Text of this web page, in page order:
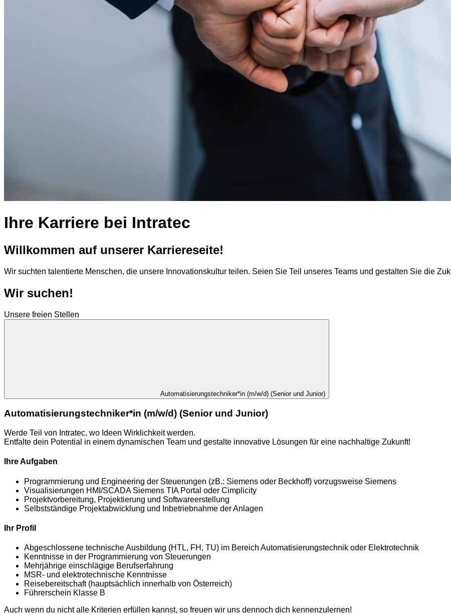
Ihre Karriere bei Intratec
Willkommen auf unserer Karriereseite!
Wir suchten talentierte Menschen, die unsere Innovationskultur teilen. Seien Sie Teil unseres Teams und gestalten Sie die
Wir suchen!
Unsere freien Stellen
Automatisierungstechniker*in (m/w/d) (Senior und Junior)
Automatisierungstechniker*in (m/w/d) (Senior und Junior)
Werde Teil von Intratec, wo Ideen Wirklichkeit werden.
Entfalte dein Potential in einem dynamischen Team und gestalte innovative Lösungen für eine nachhaltige Zukunft!
Ihre Aufgaben
Programmierung und Engineering der Steuerungen (zB.: Siemens oder Beckhoff) vorzugsweise Siemens
Visualisierungen HMI/SCADA Siemens TIA Portal oder Cimplicity
Projektvorbereitung, Projektierung und Softwareerstellung
Selbstständige Projektabwicklung und Inbetriebnahme der Anlagen
Ihr Profil
Abgeschlossene technische Ausbildung (HTL, FH, TU) im Bereich Automatisierungstechnik oder Elektrotechnik
Kenntnisse in der Programmierung von Steuerungen
Mehrjährige einschlägige Berufserfahrung
MSR- und elektrotechnische Kenntnisse
Reisebereitschaft (hauptsächlich innerhalb von Österreich)
Führerschein Klasse B
Auch wenn du nicht alle Kriterien erfüllen kannst, so freuen wir uns dennoch dich kennenzulernen!